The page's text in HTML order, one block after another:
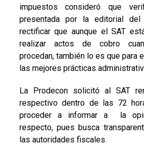
impuestos consideró que
presentada por la editorial
rectificar que aunque el SAT
realizar actos de cobro
procedan, también lo es que para
las mejores prácticas
La Prodecon solicitó al SAT
respectivo dentro de las 72
proceder a informar a la
respecto, pues busca
las autoridades fiscales.